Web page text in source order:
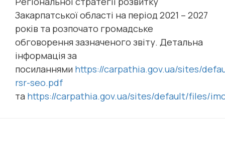
Закарпатської області на період 2021 – 2027
років та розпочато громадське
обговорення зазначеного звіту. Детальна
інформація за
посиланнями https://carpathia.gov.ua/sites/
rsr-seo.pdf
та https://carpathia.gov.ua/sites/default/files/